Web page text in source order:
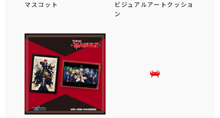
マスコット
ビジュアルアートクッショ
ン